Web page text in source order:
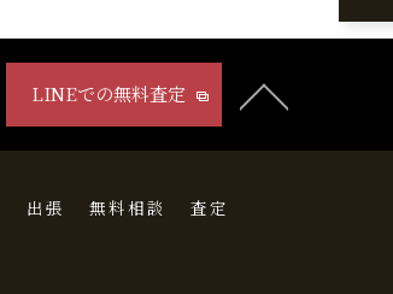
LINEでの無料査定
出張 無料相談
査定